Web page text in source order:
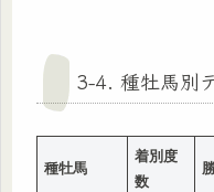
3-4. 種牡馬別
種牡馬
着別度
数